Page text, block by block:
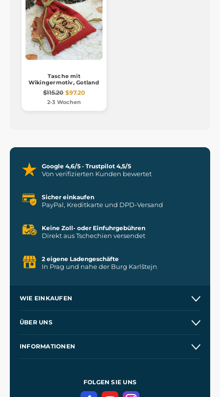
Tasche mit
Wikingermotiv, Gotland
$115.20 $97.20
2-3 Wochen
Google 4,6/5 · Trustpilot 4,5/5
Von verifizierten Kunden bewertet
Sicher einkaufen
PayPal, Kreditkarte und DPD-Versand
Keine Zoll- oder Einfuhrgebühren
Direkt aus Tschechien versendet
2 eigene Ladengeschäfte
In Prag und nahe der Burg Karlštejn
WIE EINKAUFEN
Kontakt
ÜBER UNS
INFORMATIONEN
DatenschutzerklärungFOLGEN SIE UNS